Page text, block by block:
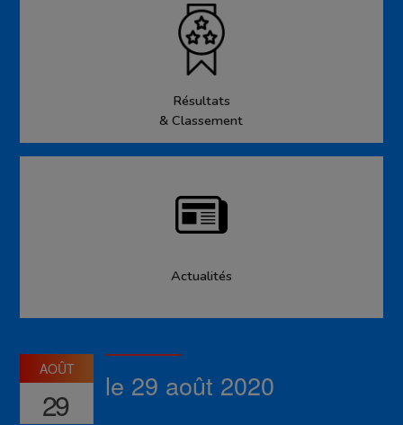
Résultats
& Classement
Actualités
AOÛT
29
le 29 août 2020